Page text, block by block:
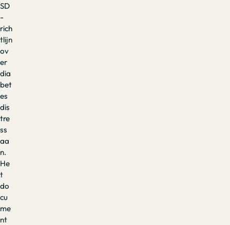
SD
-
rich
tlijn
ov
er
dia
bet
es
dis
tre
ss
aa
n.
He
t
do
cu
me
nt